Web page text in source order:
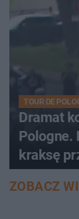
TOUR DE
Dramat
Pologne.
kraksę
ZOBACZ